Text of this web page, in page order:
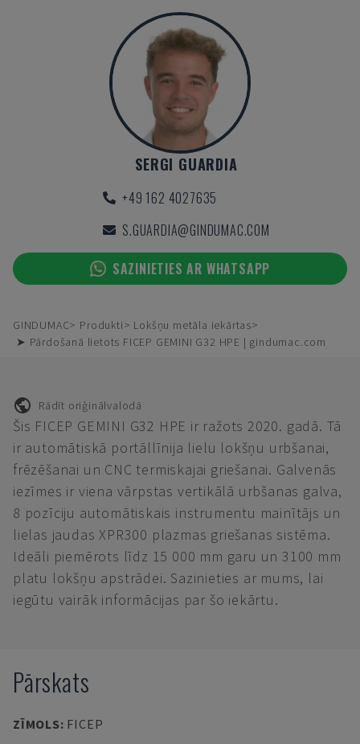
SERGI GUARDIA
+49 162 4027635
S.GUARDIA@GINDUMAC.COM
SAZINIETIES AR WHATSAPP
GINDUMAC Produkti
Lokšņu metāla iekārtas
➤ Pārdošanā lietots FICEP GEMINI G32 HPE | gindumac.com
Rādīt oriģinālvalodā
Šis FICEP GEMINI G32 HPE ir ražots 2020. gadā. Tā
ir automātiskā portāllīnija lielu lokšņu urbšanai,
frēzēšanai un CNC termiskajai griešanai. Galvenās
iezīmes ir viena vārpstas vertikālā urbšanas galva,
8 pozīciju automātiskais instrumentu mainītājs un
lielas jaudas XPR300 plazmas griešanas sistēma.
Ideāli piemērots līdz 15 000 mm garu un 3100 mm
platu lokšņu apstrādei. Sazinieties ar mums, lai
iegūtu vairāk informācijas par šo iekārtu.
Pārskats
ZĪMOLS: FICEP